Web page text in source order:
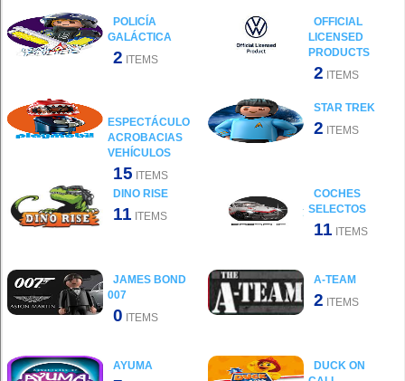
POLICÍA
GALÁCTICA
2 ITEMS
OFFICIAL
LICENSED
PRODUCTS
2 ITEMS
ESPECTÁCULO
ACROBACIAS
VEHÍCULOS
15 ITEMS
STAR TREK
2 ITEMS
DINO RISE
11 ITEMS
COCHES
SELECTOS
11 ITEMS
JAMES BOND
007
0 ITEMS
A-TEAM
2 ITEMS
AYUMA
DUCK ON